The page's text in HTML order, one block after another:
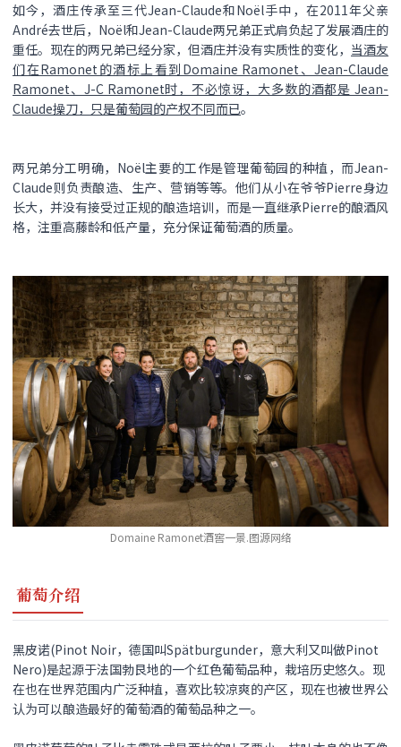
如今，酒庄传承至三代Jean-Claude和Noël手中，在2011年父亲
André去世后，Noël和Jean-Claude两兄弟正式肩负起了发展酒庄的
重任。现在的两兄弟已经分家，但酒庄并没有实质性的变化， 当酒友
们在Ramonet的酒标上看到Domaine Ramonet、Jean-Claude
Ramonet、J-C Ramonet时，不必惊讶，大多数的酒都是 Jean-
Claude操刀，只是葡萄园的产权不同而已。
两兄弟分工明确，Noël主要的工作是管理葡萄园的种植，而Jean-
Claude则负责酿造、生产、营销等等。他们从小在爷爷Pierre身边
长大，并没有接受过正规的酿造培训，而是一直继承Pierre的酿酒风
格，注重高藤龄和低产量，充分保证葡萄酒的质量。
Domaine Ramonet酒窖一景.图源网络
葡萄介绍
黑皮诺(Pinot Noir，德国叫Spätburgunder，意大利又叫做Pinot
Nero)是起源于法国勃艮地的一个红色葡萄品种，栽培历史悠久。现
在也在世界范围内广泛种植，喜欢比较凉爽的产区，现在也被世界公
认为可以酿造最好的葡萄酒的葡萄品种之一。